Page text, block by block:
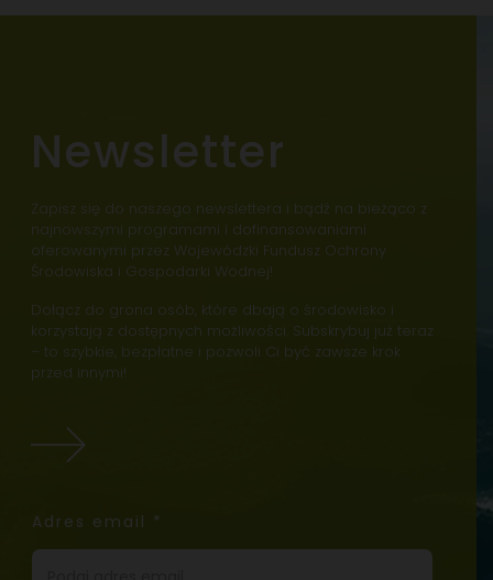
Newsletter
Zapisz się do naszego newslettera i bądź na bieżąco z
najnowszymi programami i dofinansowaniami
oferowanymi przez Wojewódzki Fundusz Ochrony
Środowiska i Gospodarki Wodnej!
Dołącz do grona osób, które dbają o środowisko i
korzystają z dostępnych możliwości. Subskrybuj już teraz
– to szybkie, bezpłatne i pozwoli Ci być zawsze krok
przed innymi!
Adres email *